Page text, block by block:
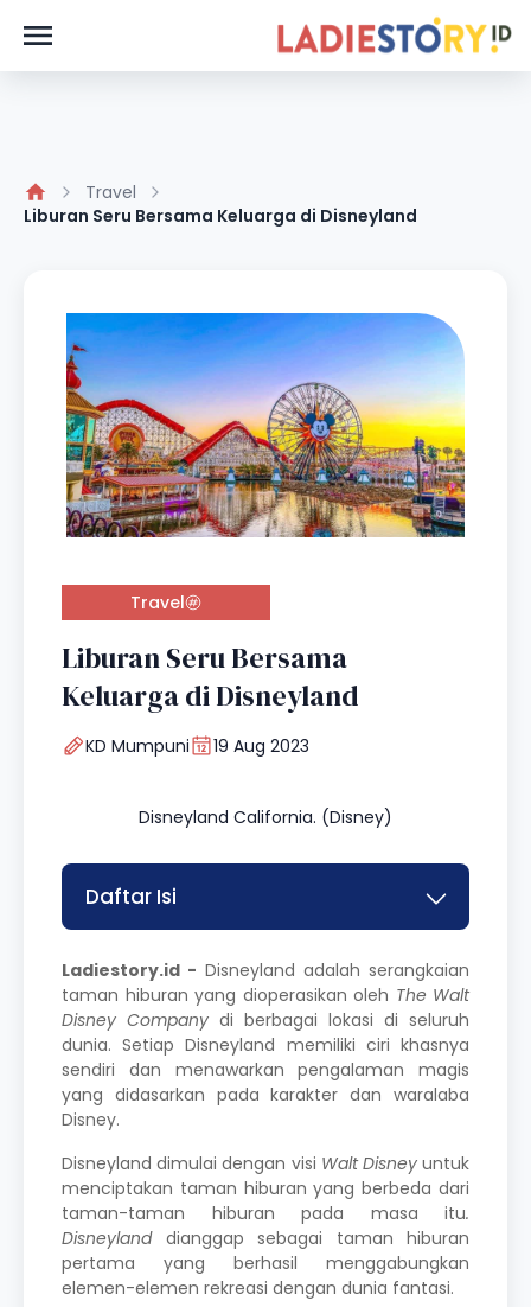
Travel
Liburan Seru Bersama Keluarga di Disneyland
Travel
Liburan Seru Bersama
Keluarga di Disneyland
KD Mumpuni 19 Aug 2023
Disneyland California. (Disney)
Daftar Isi
Ladiestory.id - Disneyland adalah serangkaian
taman hiburan yang dioperasikan oleh The Walt
Disney Company di berbagai lokasi di seluruh
dunia. Setiap Disneyland memiliki ciri khasnya
sendiri dan menawarkan pengalaman magis
yang didasarkan pada karakter dan waralaba
Disney.
Disneyland dimulai dengan visi Walt Disneyuntuk
menciptakan taman hiburan yang berbeda dari
taman-taman hiburan pada masa itu.
Disneylanddianggap sebagai taman hiburan
pertama yang berhasil menggabungkan
elemen-elemen rekreasi dengan dunia fantasi.